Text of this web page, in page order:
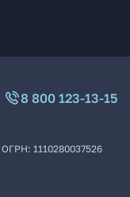
8 800 123-13-15
ОГРН: 1110280037526